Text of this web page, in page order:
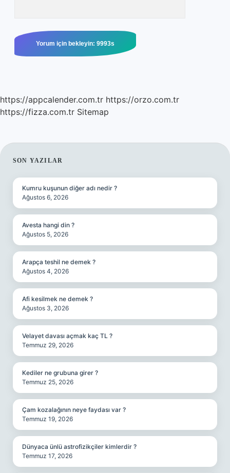
https://appcalender.com.tr https://orzo.com.tr
https://fizza.com.tr Sitemap
SIDEBAR
SON YAZILAR
Kumru kuşunun diğer adı nedir ?
Ağustos 6, 2026
Avesta hangi din ?
Ağustos 5, 2026
Arapça teshil ne demek ?
Ağustos 4, 2026
Afi kesilmek ne demek ?
Ağustos 3, 2026
Velayet davası açmak kaç TL ?
Temmuz 29, 2026
Kediler ne grubuna girer ?
Temmuz 25, 2026
Çam kozalağının neye faydası var ?
Temmuz 19, 2026
Dünyaca ünlü astrofizikçiler kimlerdir ?
Temmuz 17, 2026